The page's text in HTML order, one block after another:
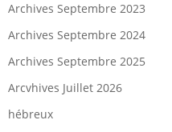
Archives Septembre 2023
Archives Septembre 2024
Archives Septembre 2025
Arcvhives Juillet 2026
hébreux